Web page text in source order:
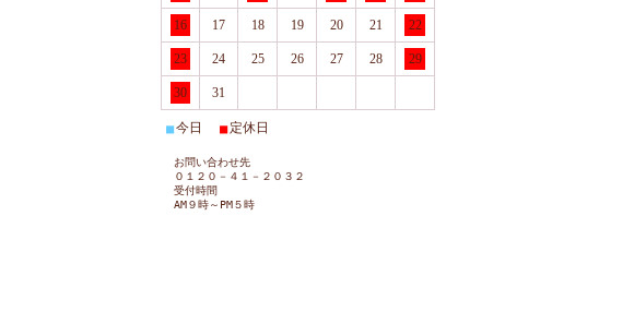
16 17 18 19 20 21 22
23 24 25 26 27 28 29
30 31
■今日 ■ 定休日
お問い合わせ先
０１２０－４１－２０３２
受付時間
AM９時～PM５時